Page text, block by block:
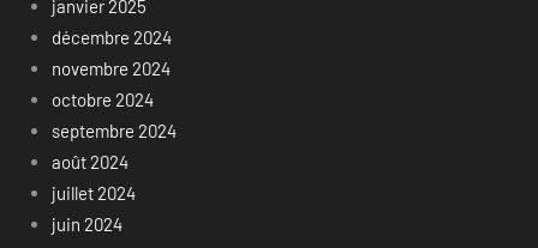
janvier 2025
décembre 2024
novembre 2024
octobre 2024
septembre 2024
août 2024
juillet 2024
juin 2024